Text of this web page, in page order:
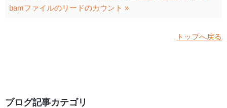
bamファイルのリードのカウント »
トップへ戻る
ブログ記事カテゴリ